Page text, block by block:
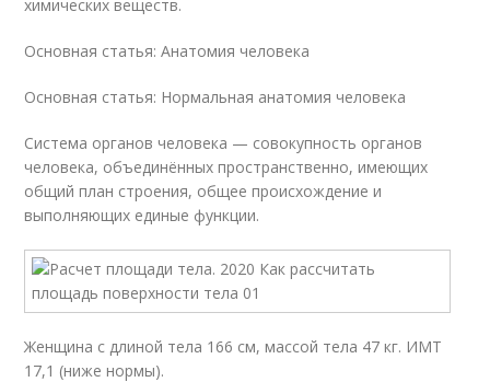
химических веществ.
Основная статья: Анатомия человека
Основная статья: Нормальная анатомия человека
Система органов человека — совокупность органов
человека, объединённых пространственно, имеющих
общий план строения, общее происхождение и
выполняющих единые функции.
Женщина с длиной тела 166 см, массой тела 47 кг. ИМТ
17,1 (ниже нормы).